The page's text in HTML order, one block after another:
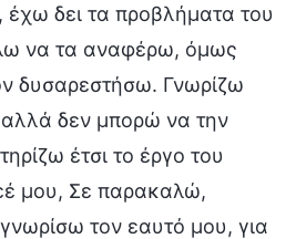
δει τα προβλήματα του
να τα αναφέρω, όμως
δυσαρεστήσω. Γνωρίζω
δεν μπορώ να την
έτσι το έργο του
μου, Σε παρακαλώ,
τον εαυτό μου, για